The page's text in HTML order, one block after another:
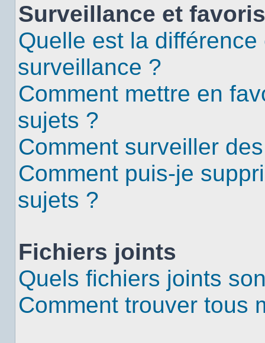
Surveillance et favoris
Quelle est la
surveillance ?
Comment mettre en
sujets ?
Comment surveiller
Comment puis-je
sujets ?
Fichiers joints
Quels fichiers joints
Comment trouver tous